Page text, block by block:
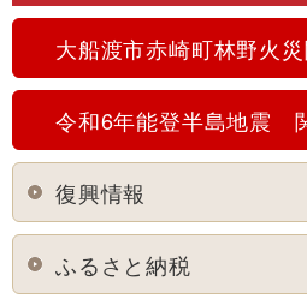
大船渡市赤崎町林野火
令和6年能登半島地震
復興情報
ふるさと納税